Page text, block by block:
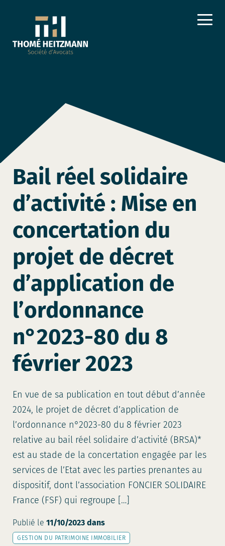
Bail réel solidaire
d’activité : Mise en
concertation du
projet de décret
d’application de
l’ordonnance
n°2023-80 du 8
février 2023
En vue de sa publication en tout début d’année
2024, le projet de décret d’application de
l’ordonnance n°2023-80 du 8 février 2023
relative au bail réel solidaire d’activité (BRSA)*
est au stade de la concertation engagée par les
services de l’Etat avec les parties prenantes au
dispositif, dont l’association FONCIER SOLIDAIRE
France (FSF) qui regroupe […]
Publié le 11/10/2023 dans
GESTION DU PATRIMOINE IMMOBILIER